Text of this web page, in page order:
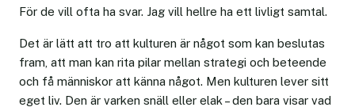
För de vill ofta ha svar. Jag vill hellre ha ett livligt samtal.
Det är lätt att tro att kulturen är något som kan beslutas
fram, att man kan rita pilar mellan strategi och beteende
och få människor att känna något. Men kulturen lever sitt
eget liv. Den är varken snäll eller elak – den bara visar vad